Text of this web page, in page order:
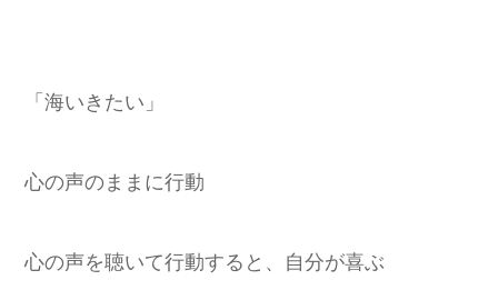
「海いきたい」
心の声のままに行動
心の声を聴いて行動すると、自分が喜ぶ